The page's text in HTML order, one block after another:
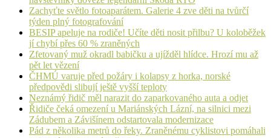
Zachyťte světlo fotoaparátem. Galerie 4 zve děti na tvůrčí
týden plný fotografování
BESIP apeluje na rodiče! Učíte děti nosit přilbu? U koloběžek
jí chybí přes 60 % zraněných
Zfetovaný muž okradl babičku a ujížděl hlídce. Hrozí mu až
pět let vězení
ČHMÚ varuje před požáry i kolapsy z horka, norské
předpovědi slibují ještě vyšší teploty
Neznámý řidič měl narazit do zaparkovaného auta a odjet
Řidiče čeká omezení u Mariánských Lázní, na silnici mezi
Zádubem a Závišínem odstartovala modernizace
Pád z několika metrů do řeky. Zraněnému cyklistovi pomáhali